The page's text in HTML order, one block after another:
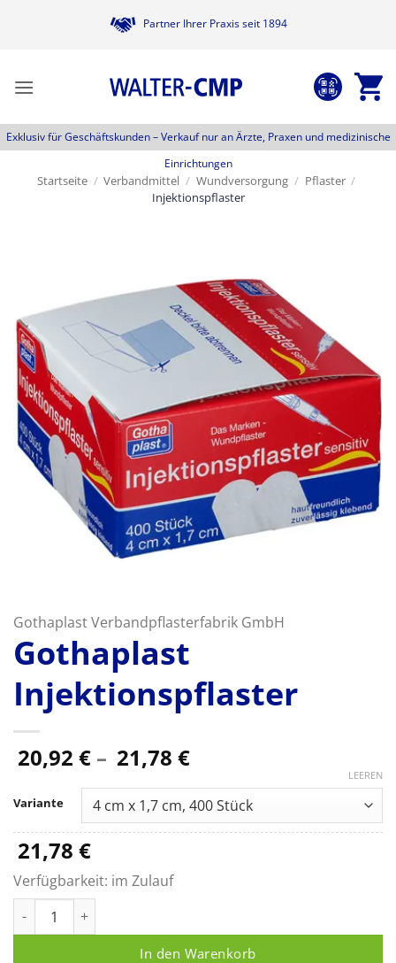
Partner Ihrer Praxis seit 1894
Exklusiv für Geschäftskunden –Verkauf nur an Ärzte, Praxen und medizinische
Einrichtungen
Startseite / Verbandmittel / Wundversorgung / Pflaster /
Injektionspflaster
Gothaplast Verbandpflasterfabrik GmbH
Gothaplast
Injektionspflaster
20,92 € – 21,78 €Preisspanne:
bis
21,78 €
Variante
LEEREN
21,78 €
Verfügbarkeit: im Zulauf
In den Warenkorb